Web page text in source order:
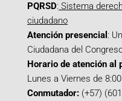
PQRSD: Sistema
ciudadano
Atención presencial :
Ciudadana del
Horario de atención al
Lunes a Viernes de
Conmutador: (+57)